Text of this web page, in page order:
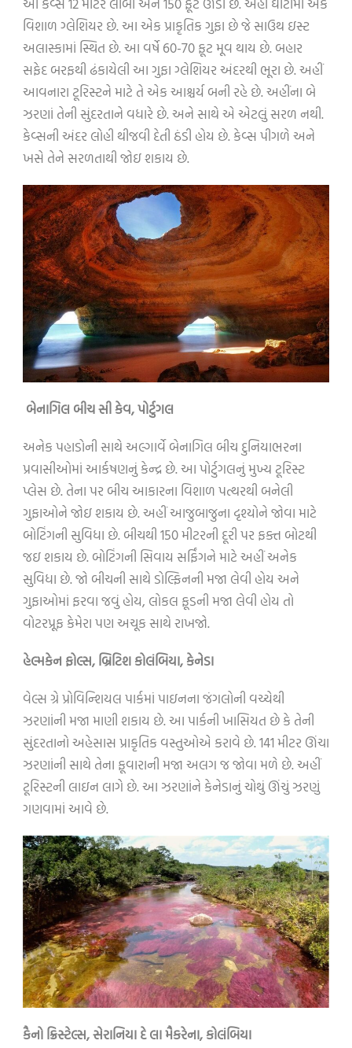
વિશાળ ગ્લેશિયર છે. આ એક પ્રાકૃતિક ગુફા છે જે સાઉથ ઇસ્ટ
અલાસ્કામાં સ્થિત છે. આ વર્ષે 60-70 ફૂટ મૂવ થાય છે. બહાર
સફેદ બરફથી ઢંકાયેલી આ ગુફા ગ્લેશિયર અંદરથી ભૂરા છે. અહીં
આવનારા ટૂરિસ્ટને માટે તે એક આશ્ચર્ય બની રહે છે. અહીંના બે
ઝરણાં તેની સુંદરતાને વધારે છે. અને સાથે એ એટલું સરળ નથી.
કેવ્સની અંદર લોહી થીજવી દેતી ઠંડી હોય છે. કેવ્સ પીગળે અને
ખસે તેને સરળતાથી જોઇ શકાય છે.
બેનાગિલ બીચ સી કેવ,પોર્ટુગલ
અનેક પહાડોની સાથે અલ્ગાર્વે બેનાગિલ બીચ દુનિયાભરના
પ્રવાસીઓમાં આર્કષણનું કેન્દ્ર છે. આ પોર્ટુગલનું મુખ્ય ટૂરિસ્ટ
પ્લેસ છે. તેના પર બીચ આકારના વિશાળ પત્થરથી બનેલી
ગુફાઓને જોઇ શકાય છે. અહીં આજુબાજુના દૃશ્યોને જોવા માટે
બોટિંગની સુવિધા છે. બીચથી 150 મીટરની દૂરી પર ફક્ત બોટથી
જઇ શકાય છે. બોટિંગની સિવાય સર્ફિંગને માટે અહીં અનેક
સુવિધા છે. જો બીચની સાથે ડોલ્ફિનની મજા લેવી હોય અને
ગુફાઓમાં ફરવા જવું હોય, લોકલ ફૂડની મજા લેવી હોય તો
વોટરપ્રૂફ કેમેરા પણ અચૂક સાથે રાખજો.
હેલ્મકેન ફોલ્સ, બ્રિટિશ કોલંબિયા, કેનેડા
વેલ્સ ગ્રે પ્રોવિન્શિયલ પાર્કમાં પાઇનના જંગલોની વચ્ચેથી
ઝરણાંની મજા માણી શકાય છે. આ પાર્કની ખાસિયત છે કે તેની
સુંદરતાનો અહેસાસ પ્રાકૃતિક વસ્તુઓએ કરાવે છે. 141 મીટર ઊંચા
ઝરણાંની સાથે તેના ફૂવારાની મજા અલગ જ જોવા મળે છે. અહીં
ટૂરિસ્ટની લાઇન લાગે છે. આ ઝરણાંને કેનેડાનું ચોથું ઊંચું ઝરણું
ગણવામાં આવે છે.
કૈનો ક્રિસ્ટેલ્સ,સેરાનિયા દે લા મૈકરેના, કોલંબિયા